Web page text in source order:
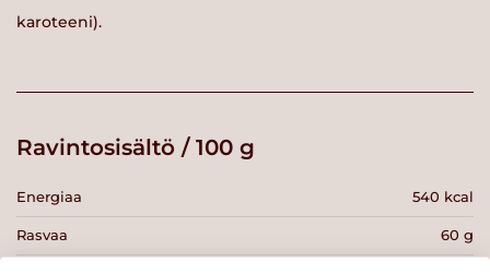
karoteeni).
Ravintosisältö / 100 g
Energiaa 540 kcal
Rasvaa 60 g